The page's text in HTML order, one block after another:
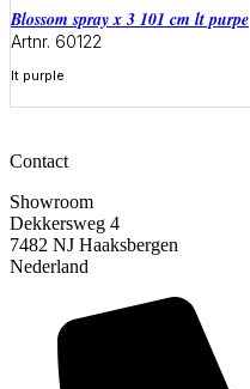
blossom spray x 3 101 cm lt purpe
Artnr. 60122
lt purple
Meer informatie
Contact
Showroom
Dekkersweg 4
7482 NJ Haaksbergen
Nederland